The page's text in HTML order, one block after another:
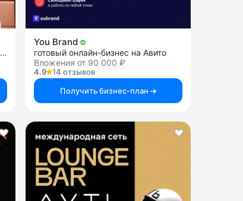
франшиза транспортной курьерской службы
You Brand
готовый онлайн-бизнес на Авито
Вложения от 90 000 ₽
4.9
14 отзывов
Получить бизнес-план